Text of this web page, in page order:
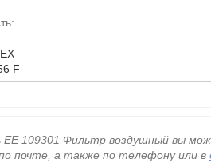
F
ЕЕ 109301 Фильтр воздушный вы
почте, а также по телефонуили в